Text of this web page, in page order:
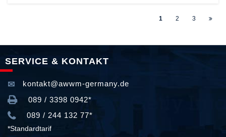
1 2 3
SERVICE & KONTAKT
kontakt@awwm-germany.de
089 / 3398 0942*
089 / 244 132 77*
*Standardtarif